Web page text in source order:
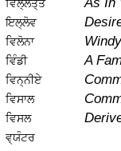
ਵਿਲ੍ਲੇਤ੍ਤੇ
ਇਲ੍ਲੋਵ
ਵਿਲੋਨਾ
Windy
ਵਿੰਡੀ
A
ਵਿਨ੍ਨੀਏ
ਵਿਸਾਲ
ਵਿਸਲ
ਵ੍ਯੰਟਰ